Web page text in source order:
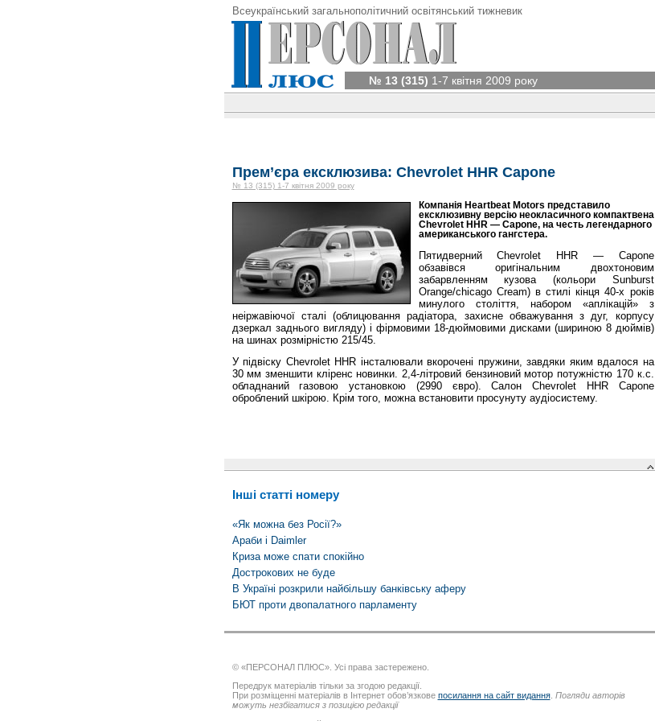
Всеукраїнський загальнополітичний освітянський тижневик
№ 13 (315) 1-7 квітня 2009 року
Прем’єра ексклюзива: Chevrolet HHR Capone
№ 13 (315) 1-7 квітня 2009 року
Компанія Heartbeat Motors представило
ексклюзивну версію неокласичного компактвена
Chevrolet HHR — Capone, на честь легендарного
американського гангстера.
Пятидверний Chevrolet HHR — Capone
обзавівся оригінальним двохтоновим
забарвленням кузова (кольори Sunburst
Orange/chicago Cream) в стилі кінця 40-х років
минулого століття, набором «аплікацій» з
неіржавіючої сталі (облицювання радіатора, захисне обважування з дуг, корпусу
дзеркал заднього вигляду) і фірмовими 18-дюймовими дисками (шириною 8 дюймів)
на шинах розмірністю 215/45.
У підвіску Chevrolet HHR інсталювали вкорочені пружини, завдяки яким вдалося на
30 мм зменшити кліренс новинки. 2,4-літровий бензиновий мотор потужністю 170 к.с.
обладнаний газовою установкою (2990 євро). Салон Chevrolet HHR Capone
оброблений шкірою. Крім того, можна встановити просунуту аудіосистему.
Інші статті номеру
«Як можна без Росії?»
Араби і Daimler
Криза може спати спокійно
Дострокових не буде
В Україні розкрили найбільшу банківську аферу
БЮТ проти дво­палатного парламенту
© «ПЕРСОНАЛ ПЛЮС». Усі права застережено.
Передрук матеріалів тільки за згодою редакції.
При розміщенні матеріалів в Інтернет обов’язкове посилання на сайт видання. Погляди авторів
можуть незбігатися з позицією редакції